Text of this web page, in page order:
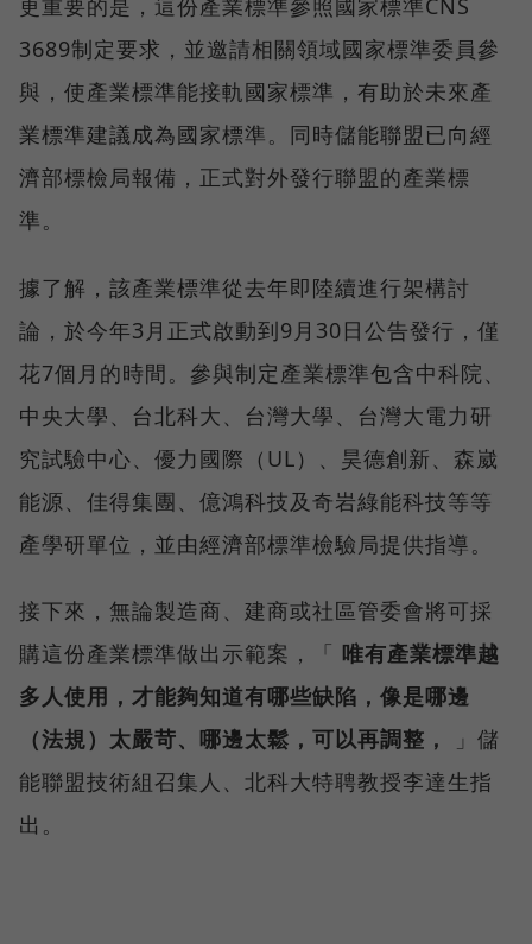
更重要的是，這份產業標準參照國家標準CNS
3689制定要求，並邀請相關領域國家標準委員參
與，使產業標準能接軌國家標準，有助於未來產
業標準建議成為國家標準。同時儲能聯盟已向經
濟部標檢局報備，正式對外發行聯盟的產業標
準。
據了解，該產業標準從去年即陸續進行架構討
論，於今年3月正式啟動到9月30日公告發行，僅
花7個月的時間。參與制定產業標準包含中科院、
中央大學、台北科大、台灣大學、台灣大電力研
究試驗中心、優力國際（UL）、昊德創新、森崴
能源、佳得集團、億鴻科技及奇岩綠能科技等等
產學研單位，並由經濟部標準檢驗局提供指導。
接下來，無論製造商、建商或社區管委會將可採
購這份產業標準做出示範案，「 唯有產業標準越
多人使用，才能夠知道有哪些缺陷，像是哪邊
（法規）太嚴苛、哪邊太鬆，可以再調整，
」儲
能聯盟技術組召集人、北科大特聘教授李達生指
出。